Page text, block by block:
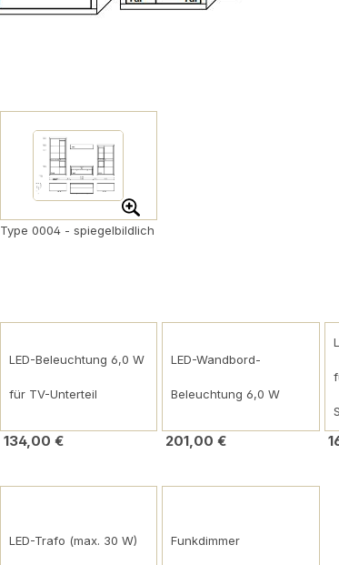
Type 0004 - spiegelbildlich
LED-Beleuchtung 6,0 W
für TV-Unterteil
134,00 €
LED-Wandbord-
Beleuchtung 6,0 W
201,00 €
LED-Trafo (max. 30 W) Funkdimmer